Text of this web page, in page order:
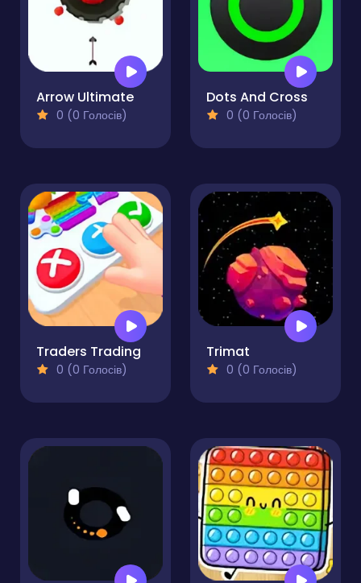
Arrow Ultimate
0 (0 Голосів)
Dots And Cross
0 (0 Голосів)
Traders Trading
0 (0 Голосів)
Trimat
0 (0 Голосів)